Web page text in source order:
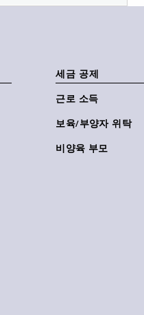
세금 공제
근로 소득
보육/부양자 위탁
비양육 부모